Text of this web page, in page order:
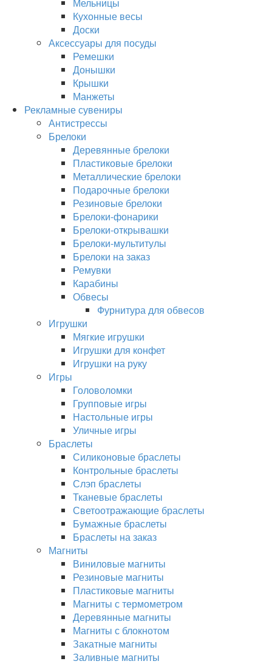
Кухонные весы
Доски
Аксессуары для посуды
Ремешки
Донышки
Крышки
Манжеты
Рекламные сувениры
Антистрессы
Брелоки
Деревянные брелоки
Пластиковые брелоки
Металлические брелоки
Подарочные брелоки
Резиновые брелоки
Брелоки-фонарики
Брелоки-открывашки
Брелоки-мультитулы
Брелоки на заказ
Ремувки
Карабины
Обвесы
Фурнитура для обвесов
Игрушки
Мягкие игрушки
Игрушки для конфет
Игрушки на руку
Игры
Головоломки
Групповые игры
Настольные игры
Уличные игры
Браслеты
Силиконовые браслеты
Контрольные браслеты
Слэп браслеты
Тканевые браслеты
Светоотражающие браслеты
Бумажные браслеты
Браслеты на заказ
Магниты
Виниловые магниты
Резиновые магниты
Пластиковые магниты
Магниты с термометром
Деревянные магниты
Магниты с блокнотом
Закатные магниты
Заливные магниты